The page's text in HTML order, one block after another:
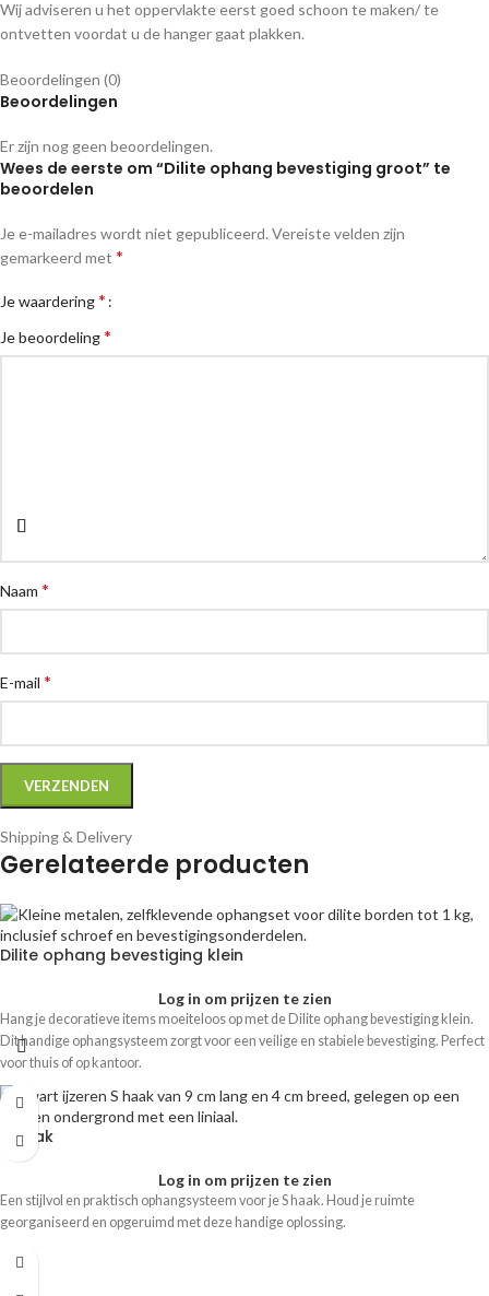
Wij adviseren u het oppervlakte eerst goed schoon te maken/ te
ontvetten voordat u de hanger gaat plakken.
Beoordelingen (0)
Beoordelingen
Er zijn nog geen beoordelingen.
Wees de eerste om “Dilite ophang bevestiging groot” te
beoordelen
Je e-mailadres wordt niet gepubliceerd. Vereiste velden zijn
gemarkeerd met *
Je waardering*
Je beoordeling*
Naam *
E-mail *
Shipping & Delivery
Gerelateerde producten
Dilite ophang bevestiging klein
Log in om prijzen te zien
Hang je decoratieve items moeiteloos op met de Dilite ophang bevestiging klein.
Dit handige ophangsysteem zorgt voor een veilige en stabiele bevestiging. Perfect
voor thuis of op kantoor.
S haak
Log in om prijzen te zien
Een stijlvol en praktisch ophangsysteem voor je S haak. Houd je ruimte
georganiseerd en opgeruimd met deze handige oplossing.